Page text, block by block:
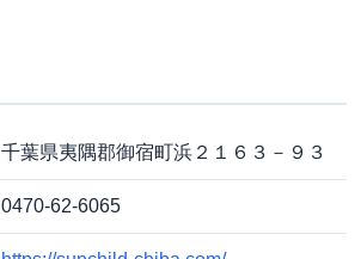
千葉県夷隅郡御宿町浜２１６３－９３
0470-62-6065